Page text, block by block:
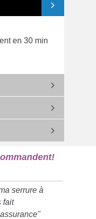
en 30 min
serrure à
fait